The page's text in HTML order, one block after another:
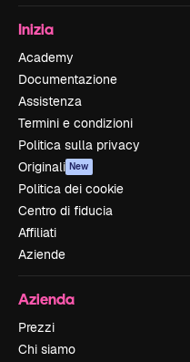
Inizia
Academy
Documentazione
Assistenza
Termini e condizioni
Politica sulla privacy
Originali New
Politica dei cookie
Centro di fiducia
Affiliati
Aziende
Azienda
Prezzi
Chi siamo